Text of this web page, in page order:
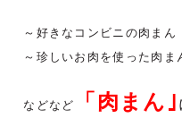
～好きなコンビニの肉まん
～珍しいお肉を使った肉ま
などなど 「肉まん｣